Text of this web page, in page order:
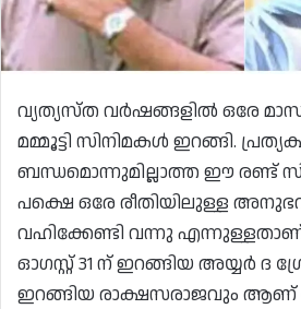
വ്യത്യസ്ത വർഷങ്ങളിൽ ഒരേ
മമ്മൂട്ടി സിനിമകൾ ഇറങ്ങി.
ബന്ധമൊന്നുമില്ലാത്ത ഈ രണ്ട്
പക്ഷെ ഒരേ രീതിയിലുള്ള
വഹിക്കേണ്ടി വന്നു
ഓഗസ്റ്റ് 31 ന് ഇറങ്ങിയ അയ്യർ ദ
ഇറങ്ങിയ രാക്ഷസരാജവും ആണ്